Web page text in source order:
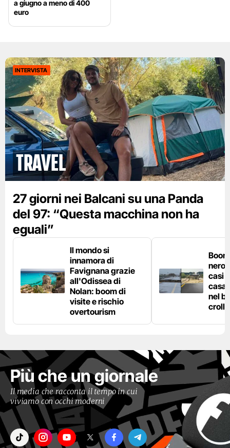
a giugno a meno di 400
euro
INTERVISTA
Travel
27 giorni nei Balcani su una Panda
del 97: “Questa macchina non ha
eguali”
Il mondo si
innamora di
Favignana grazie
all'Odissea di
Nolan: boom di
visite e rischio
overtourism
nero
casi
casa
nel
Più che un giornale
Il media che racconta il tempo in cui
viviamo con occhi moderni